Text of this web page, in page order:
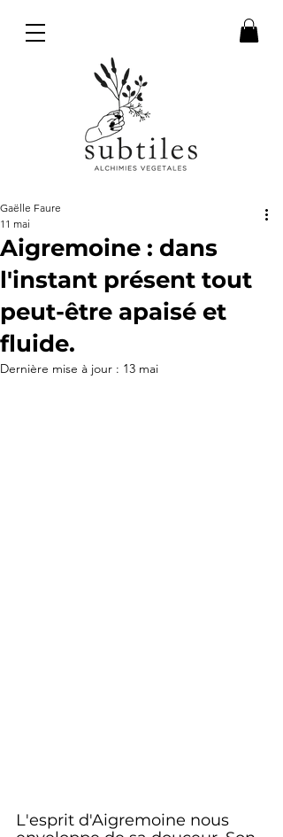
Aigremoine : dans
l'instant présent tout
peut-être apaisé et
fluide.
Gaëlle Faure
11 mai
Dernière mise à jour : 13 mai
L'esprit d'Aigremoine nous